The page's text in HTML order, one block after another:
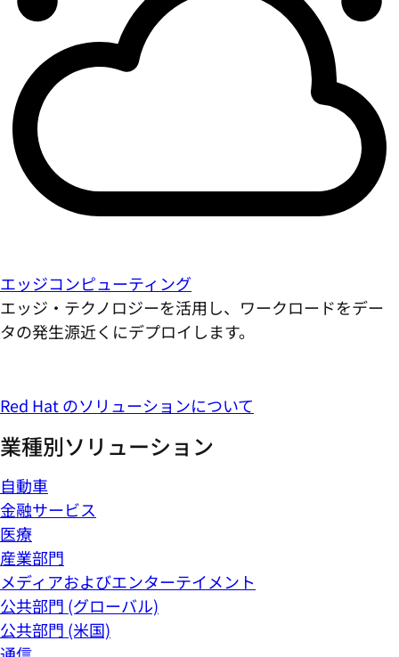
エッジコンピューティング
エッジ・テクノロジーを活用し、ワークロードをデー
タの発生源近くにデプロイします。
Red Hat のソリューションについて
業種別ソリューション
自動車
金融サービス
医療
産業部門
メディアおよびエンターテイメント
公共部門 (グローバル)
公共部門 (米国)